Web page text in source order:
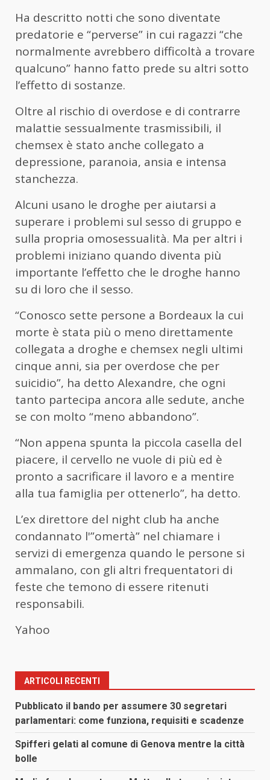
Ha descritto notti che sono diventate
predatorie e “perverse” in cui ragazzi “che
normalmente avrebbero difficoltà a trovare
qualcuno” hanno fatto prede su altri sotto
l’effetto di sostanze.
Oltre al rischio di overdose e di contrarre
malattie sessualmente trasmissibili, il
chemsex è stato anche collegato a
depressione, paranoia, ansia e intensa
stanchezza.
Alcuni usano le droghe per aiutarsi a
superare i problemi sul sesso di gruppo e
sulla propria omosessualità. Ma per altri i
problemi iniziano quando diventa più
importante l’effetto che le droghe hanno
su di loro che il sesso.
“Conosco sette persone a Bordeaux la cui
morte è stata più o meno direttamente
collegata a droghe e chemsex negli ultimi
cinque anni, sia per overdose che per
suicidio”, ha detto Alexandre, che ogni
tanto partecipa ancora alle sedute, anche
se con molto “meno abbandono”.
“Non appena spunta la piccola casella del
piacere, il cervello ne vuole di più ed è
pronto a sacrificare il lavoro e a mentire
alla tua famiglia per ottenerlo”, ha detto.
L’ex direttore del night club ha anche
condannato l'”omertà” nel chiamare i
servizi di emergenza quando le persone si
ammalano, con gli altri frequentatori di
feste che temono di essere ritenuti
responsabili.
Yahoo
ARTICOLI RECENTI
Pubblicato il bando per assumere 30 segretari
parlamentari: come funziona, requisiti e scadenze
Spifferi gelati al comune di Genova mentre la città
bolle